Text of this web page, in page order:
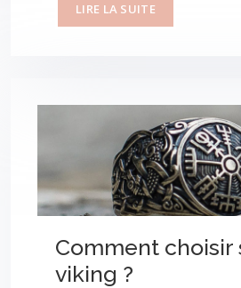
LIRE LA SUITE
Comment choisir
viking ?